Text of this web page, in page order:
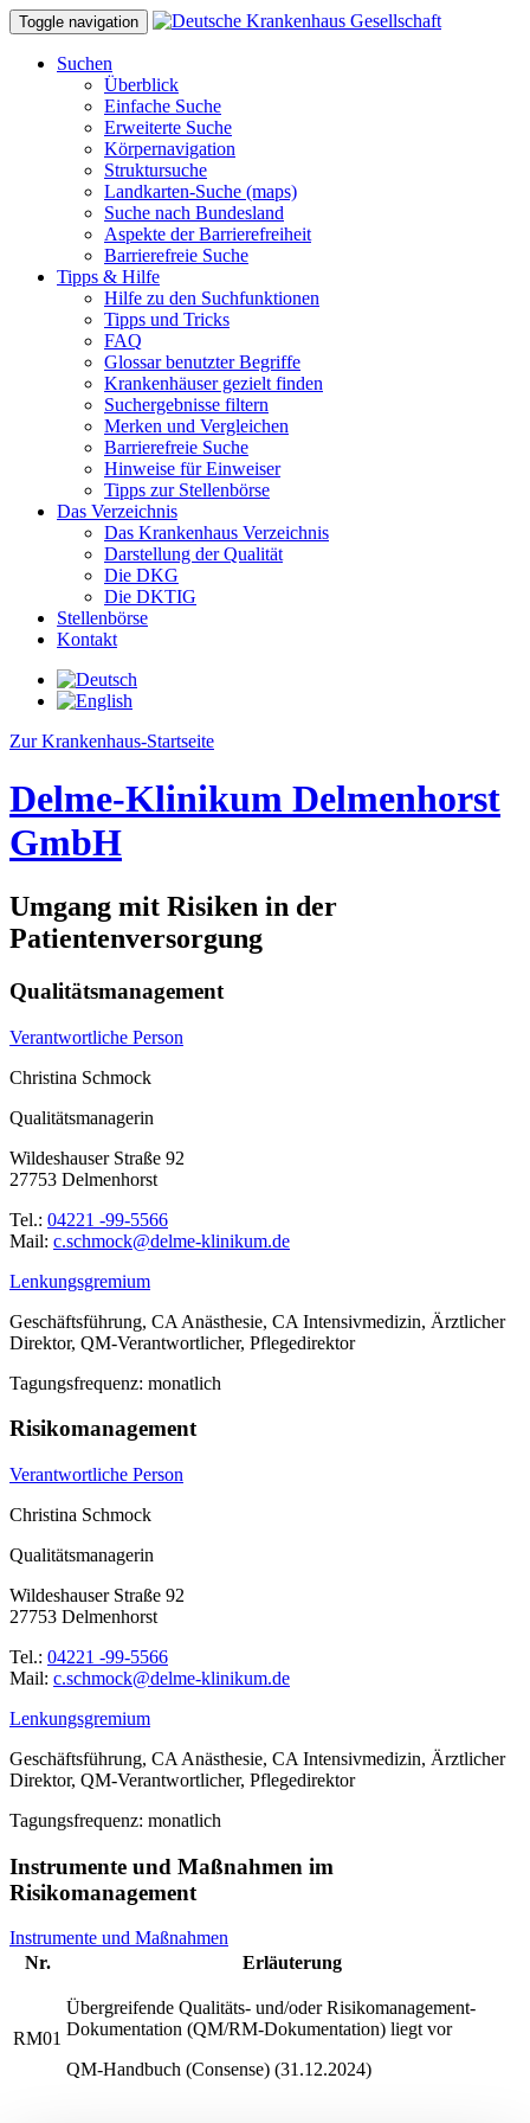
Toggle navigation
Suchen
Überblick
Einfache Suche
Erweiterte Suche
Körpernavigation
Struktursuche
Landkarten-Suche (maps)
Suche nach Bundesland
Aspekte der Barrierefreiheit
Barrierefreie Suche
Tipps & Hilfe
Hilfe zu den Suchfunktionen
Tipps und Tricks
FAQ
Glossar benutzter Begriffe
Krankenhäuser gezielt finden
Suchergebnisse filtern
Merken und Vergleichen
Barrierefreie Suche
Hinweise für Einweiser
Tipps zur Stellenbörse
Das Verzeichnis
Das Krankenhaus Verzeichnis
Darstellung der Qualität
Die DKG
Die DKTIG
Stellenbörse
Kontakt
Zur Krankenhaus-Startseite
Delme-Klinikum Delmenhorst
GmbH
Umgang mit Risiken in der
Patientenversorgung
Qualitätsmanagement
Verantwortliche Person
Christina Schmock
Qualitätsmanagerin
Wildeshauser Straße 92
27753 Delmenhorst
Tel.: 04221 -99-5566
Mail: ed.mukinilk-emled@kcomhcs.c
Lenkungsgremium
Geschäftsführung, CA Anästhesie, CA Intensivmedizin, Ärztlicher
Direktor, QM-Verantwortlicher, Pflegedirektor
Tagungsfrequenz: monatlich
Risikomanagement
Verantwortliche Person
Christina Schmock
Qualitätsmanagerin
Wildeshauser Straße 92
27753 Delmenhorst
Tel.: 04221 -99-5566
Mail: ed.mukinilk-emled@kcomhcs.c
Lenkungsgremium
Geschäftsführung, CA Anästhesie, CA Intensivmedizin, Ärztlicher
Direktor, QM-Verantwortlicher, Pflegedirektor
Tagungsfrequenz: monatlich
Instrumente und Maßnahmen im
Risikomanagement
Instrumente und Maßnahmen
Nr.
Erläuterung
RM01
Übergreifende Qualitäts- und/oder Risikomanagement-
Dokumentation (QM/RM-Dokumentation) liegt vor
QM-Handbuch (Consense) (31.12.2024)